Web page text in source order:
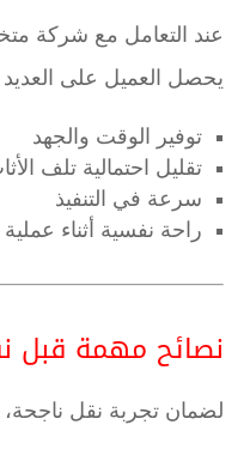
عند التعامل مع شركة
يحصل العميل على العديد
توفير الوقت والجهد
تقليل احتمالية تلف
سرعة في التنفيذ
راحة نفسية أثناء عملية
نصائح مهمة قبل
لضمان تجربة نقل ناجحة،